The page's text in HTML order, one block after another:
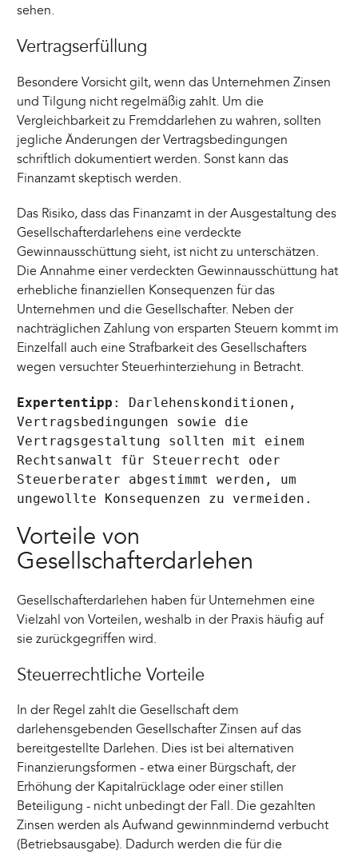
sehen.
Vertragserfüllung
Besondere Vorsicht gilt, wenn das Unternehmen Zinsen
und Tilgung nicht regelmäßig zahlt. Um die
Vergleichbarkeit zu Fremddarlehen zu wahren, sollten
jegliche Änderungen der Vertragsbedingungen
schriftlich dokumentiert werden. Sonst kann das
Finanzamt skeptisch werden.
Das Risiko, dass das Finanzamt in der Ausgestaltung des
Gesellschafterdarlehens eine verdeckte
Gewinnausschüttung sieht, ist nicht zu unterschätzen.
Die Annahme einer verdeckten Gewinnausschüttung hat
erhebliche finanziellen Konsequenzen für das
Unternehmen und die Gesellschafter. Neben der
nachträglichen Zahlung von ersparten Steuern kommt im
Einzelfall auch eine Strafbarkeit des Gesellschafters
wegen versuchter Steuerhinterziehung in Betracht.
Expertentipp : Darlehenskonditionen,
Vertragsbedingungen sowie die
Vertragsgestaltung sollten mit einem
Rechtsanwalt für Steuerrecht oder
Steuerberater abgestimmt werden, um
ungewollte Konsequenzen zu vermeiden.
Vorteile von
Gesellschafterdarlehen
Gesellschafterdarlehen haben für Unternehmen eine
Vielzahl von Vorteilen, weshalb in der Praxis häufig auf
sie zurückgegriffen wird.
Steuerrechtliche Vorteile
In der Regel zahlt die Gesellschaft dem
darlehensgebenden Gesellschafter Zinsen auf das
bereitgestellte Darlehen. Dies ist bei alternativen
Finanzierungsformen - etwa einer Bürgschaft, der
Erhöhung der Kapitalrücklage oder einer stillen
Beteiligung - nicht unbedingt der Fall. Die gezahlten
Zinsen werden als Aufwand gewinnmindernd verbucht
(Betriebsausgabe). Dadurch werden die für die